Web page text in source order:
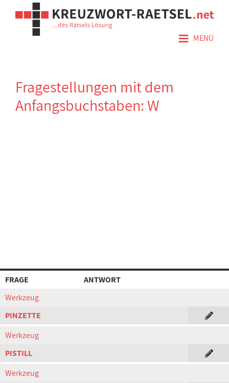
≡ MENÜ
Fragestellungen mit dem
Anfangsbuchstaben: W
FRAGE
ANTWORT
Werkzeug
PINZETTE
Werkzeug
PISTILL
Werkzeug